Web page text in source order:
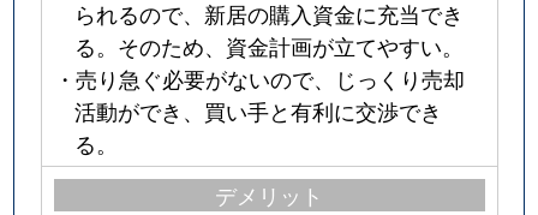
られるので、新居の購入資金に充当でき
る。そのため、資金計画が立てやすい。
・売り急ぐ必要がないので、じっくり売却
活動ができ、買い手と有利に交渉でき
る。
デメリット